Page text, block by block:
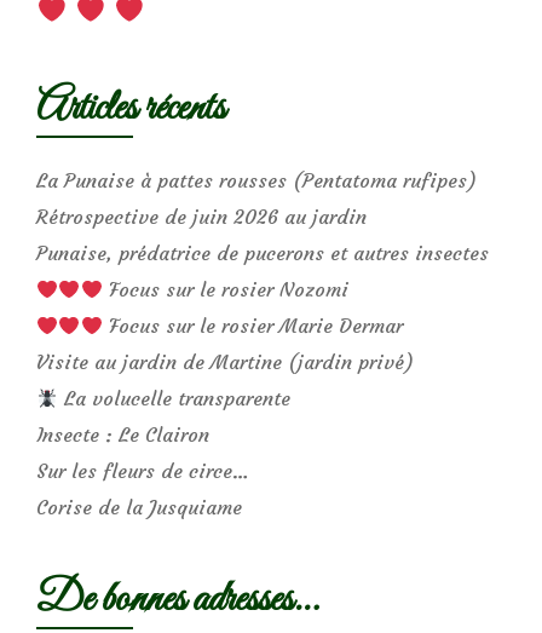
Articles récents
La Punaise à pattes rousses (Pentatoma rufipes)
Rétrospective de juin 2026 au jardin
Punaise, prédatrice de pucerons et autres insectes
Focus sur le rosier Nozomi
Focus sur le rosier Marie Dermar
Visite au jardin de Martine (jardin privé)
La volucelle transparente
Insecte : Le Clairon
Sur les fleurs de circe…
Corise de la Jusquiame
De bonnes adresses…